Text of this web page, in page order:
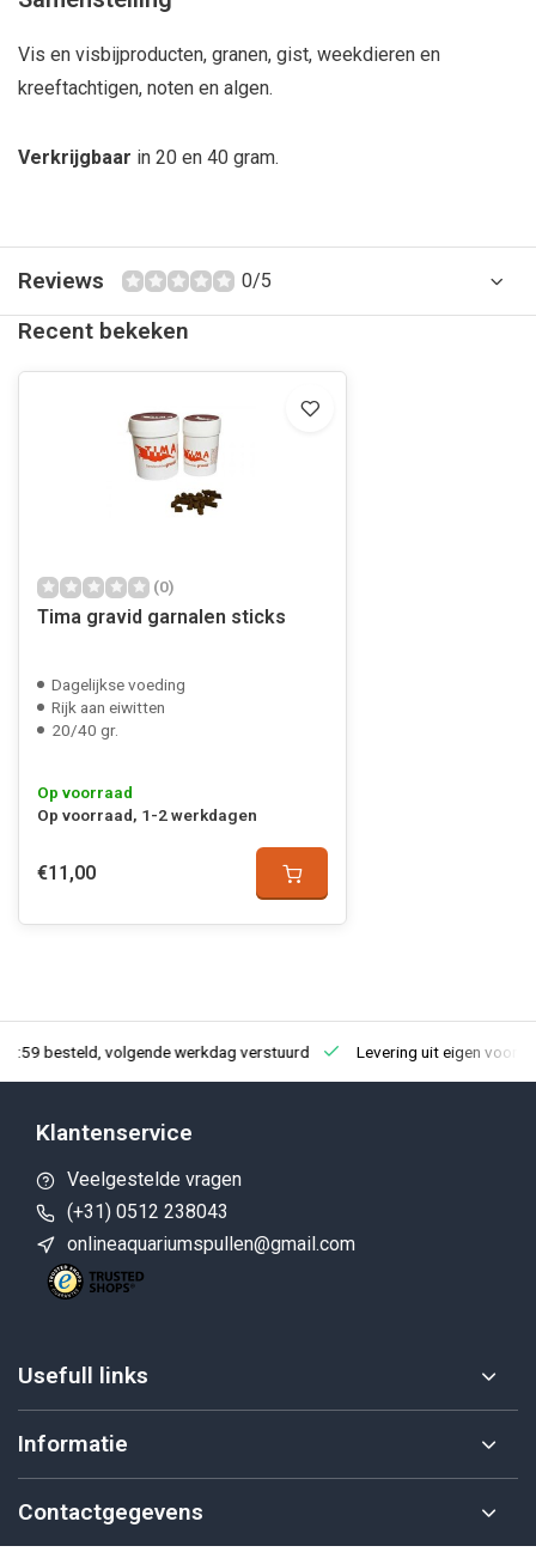
Vis en visbijproducten, granen, gist, weekdieren en
kreeftachtigen, noten en algen.
Verkrijgbaar in 20 en 40 gram.
Reviews 0/5
Recent bekeken
(0)
Tima gravid garnalen sticks
Dagelijkse voeding
Rijk aan eiwitten
20/40 gr.
Op voorraad
Op voorraad, 1-2 werkdagen
€11,00
besteld, volgende werkdag verstuurd Levering uit eigen
Klantenservice
Veelgestelde vragen
(+31) 0512 238043
onlineaquariumspullen@gmail.com
Usefull links
Informatie
Contactgegevens